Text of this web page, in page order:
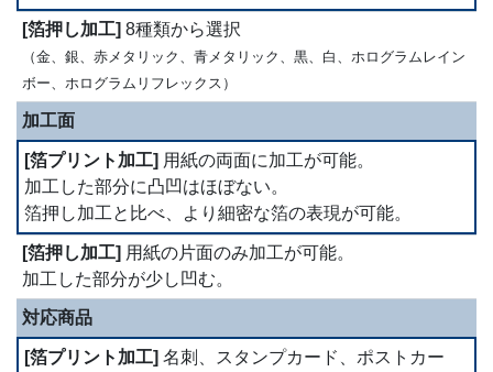
8種類から選択
（金、銀、赤メタリック、青メタリック、黒、白、ホログラムレイン
ボー、ホログラムリフレックス）
加工面
用紙の両面に加工が可能。
加工した部分に凸凹はほぼない。
箔押し加工と比べ、より細密な箔の表現が可能。
用紙の片面のみ加工が可能。
加工した部分が少し凹む。
対応商品
名刺、スタンプカード、ポストカー